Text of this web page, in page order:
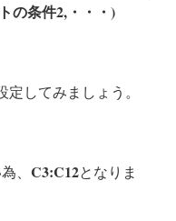
の条件2,・・・)
してみましょう。
、 C3:C12となりま